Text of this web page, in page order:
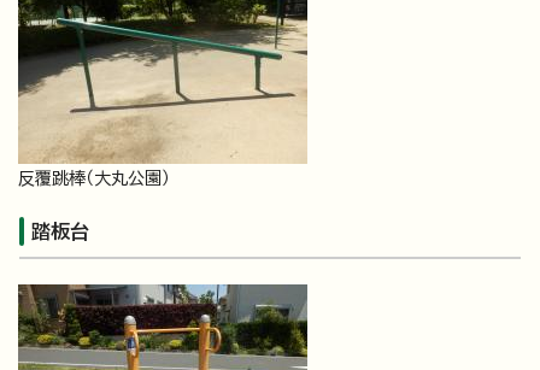
反覆跳棒（大丸公園）
踏板台